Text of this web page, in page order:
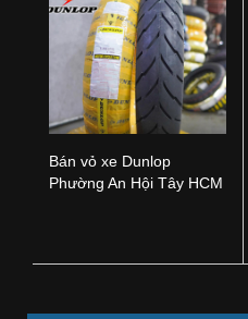
Bán vỏ xe Dunlop
Phường An Hội Tây HCM